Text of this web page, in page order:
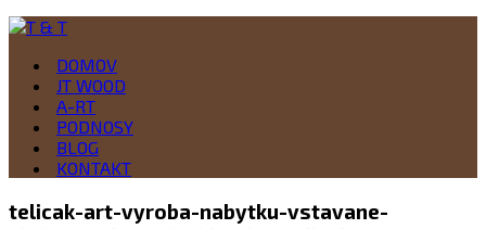
T & T
Drevo je naša vášeň
DOMOV
JT WOOD
A-RT
PODNOSY
BLOG
KONTAKT
telicak-art-vyroba-nabytku-vstavane-